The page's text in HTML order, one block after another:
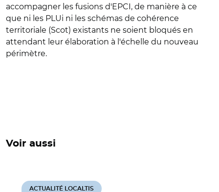
accompagner les fusions d'EPCI, de manière à ce
que ni les PLUi ni les schémas de cohérence
territoriale (Scot) existants ne soient bloqués en
attendant leur élaboration à l'échelle du nouveau
périmètre.
Voir aussi
ACTUALITÉ LOCALTIS